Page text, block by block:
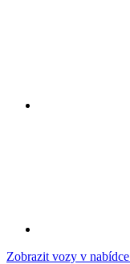
Zobrazit vozy v nabídce